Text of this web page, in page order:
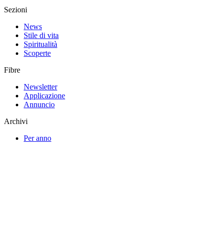
Sezioni
News
Stile di vita
Spiritualità
Scoperte
Fibre
Newsletter
Applicazione
Annuncio
Archivi
Per anno